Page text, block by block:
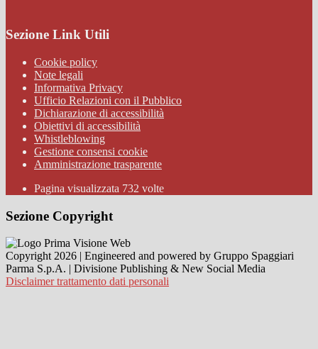
Sezione Link Utili
Cookie policy
Note legali
Informativa Privacy
Ufficio Relazioni con il Pubblico
Dichiarazione di accessibilità
Obiettivi di accessibilità
Whistleblowing
Gestione consensi cookie
Amministrazione trasparente
Pagina visualizzata 732 volte
Sezione Copyright
Copyright 2026 | Engineered and powered by Gruppo Spaggiari
Parma S.p.A. | Divisione Publishing & New Social Media
Disclaimer trattamento dati personali